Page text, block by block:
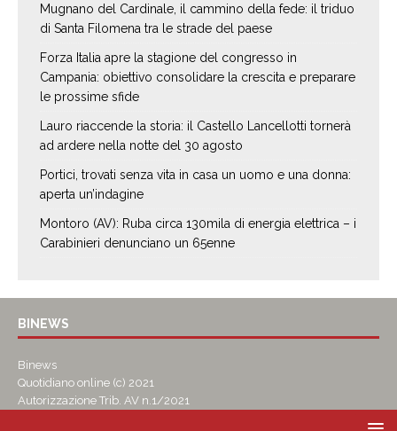
Mugnano del Cardinale, il cammino della fede: il triduo
di Santa Filomena tra le strade del paese
Forza Italia apre la stagione del congresso in
Campania: obiettivo consolidare la crescita e preparare
le prossime sfide
Lauro riaccende la storia: il Castello Lancellotti tornerà
ad ardere nella notte del 30 agosto
Portici, trovati senza vita in casa un uomo e una donna:
aperta un’indagine
Montoro (AV): Ruba circa 130mila di energia elettrica – i
Carabinieri denunciano un 65enne
BINEWS
Binews
Quotidiano online (c) 2021
Autorizzazione Trib. AV n.1/2021